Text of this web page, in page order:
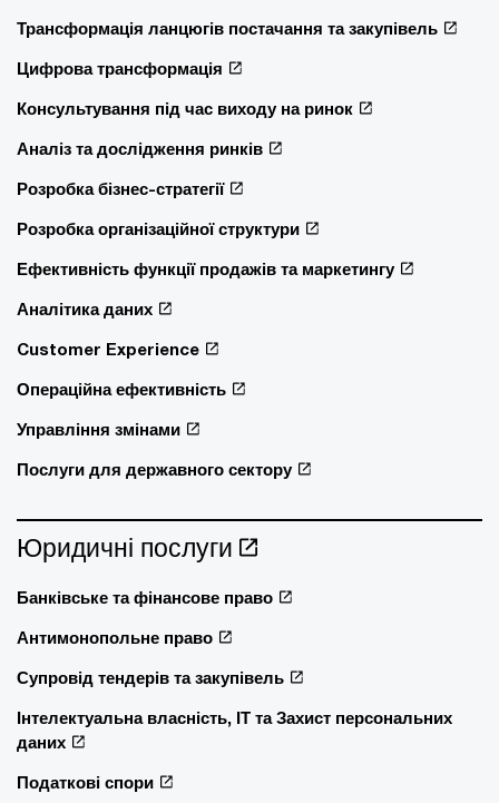
Трансформація ланцюгів постачання та закупівель
Цифрова трансформація
Консультування під час виходу на ринок
Аналіз та дослідження ринків
Розробка бізнес-стратегії
Розробка організаційної структури
Ефективність функції продажів та маркетингу
Аналітика даних
Customer Experience
Операційна ефективність
Управління змінами
Послуги для державного сектору
Юридичні послуги
Банківське та фінансове право
Антимонопольне право
Супровід тендерів та закупівель
Інтелектуальна власність, ІТ та Захист персональних
даних
Податкові спори